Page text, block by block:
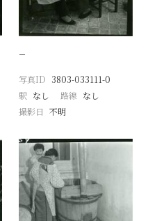
−
写真ID 3803-033111-0
駅 なし 路線 なし
撮影日 不明